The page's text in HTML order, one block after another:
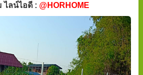
ไลน์ไอดี : @HORHOME